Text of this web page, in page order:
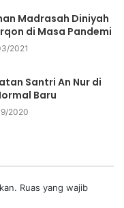
Madrasah Diniyah
di Masa Pandemi
2021
Santri An Nur di
Baru
2020
Ruas yang wajib